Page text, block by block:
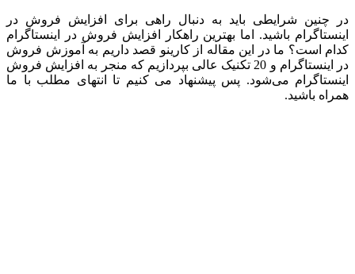
در چنین شرایطی باید به دنبال راهی برای افزایش فروش در
اینستاگرام باشید. اما بهترین راهکار افزایش فروش در اینستاگرام
کدام است؟ ما در این مقاله از کارینو قصد داریم به آموزش فروش
در اینستاگرام و 20 تکنیک عالی بپردازیم که منجر به افزایش فروش
اینستاگرام می‌شود. پس پیشنهاد می کنیم تا انتهای مطلب با ما
همراه باشید.